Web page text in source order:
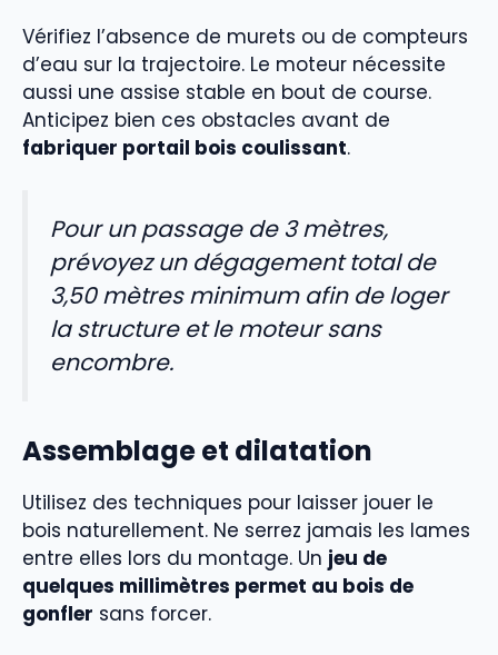
Vérifiez l’absence de murets ou de compteurs
d’eau sur la trajectoire. Le moteur nécessite
aussi une assise stable en bout de course.
Anticipez bien ces obstacles avant de
fabriquer portail bois coulissant.
Pour un passage de 3 mètres,
prévoyez un dégagement total de
3,50 mètres minimum afin de loger
la structure et le moteur sans
encombre.
Assemblage et dilatation
Utilisez des techniques pour laisser jouer le
bois naturellement. Ne serrez jamais les lames
entre elles lors du montage. Un jeu de
quelques millimètres permet au bois de
gonfler sans forcer.